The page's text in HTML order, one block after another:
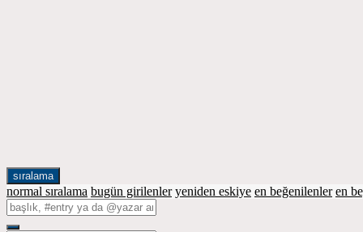
sıralama
normal sıralama bugün girilenler yeniden eskiye en beğenilenler en